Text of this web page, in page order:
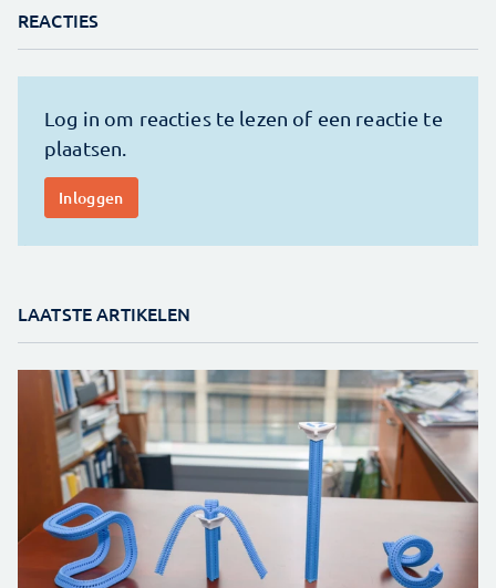
REACTIES
LAATSTE ARTIKELEN